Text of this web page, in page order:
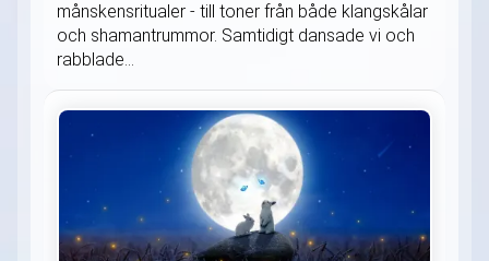
månskensritualer - till toner från både klangskålar
och shamantrummor. Samtidigt dansade vi och
rabblade...